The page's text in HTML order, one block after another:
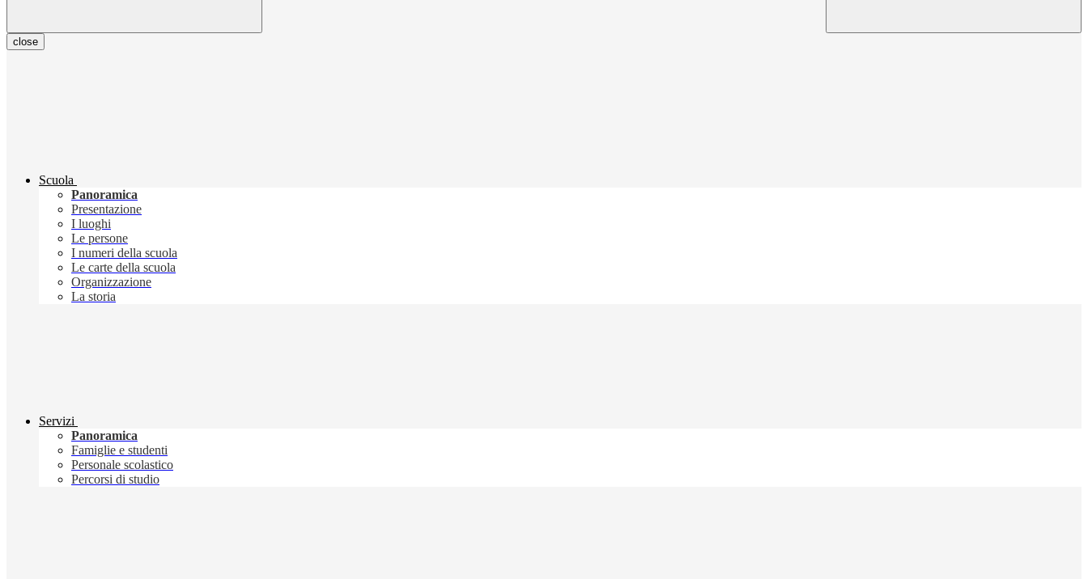
close
Scuola
Panoramica
Presentazione
I luoghi
Le persone
I numeri della scuola
Le carte della scuola
Organizzazione
La storia
Servizi
Panoramica
Famiglie e studenti
Personale scolastico
Percorsi di studio